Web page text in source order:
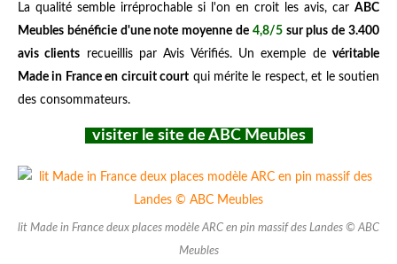
La qualité semble irréprochable si l'on en croit les avis, car ABC
Meubles bénéficie d'une note moyenne de 4,8/5sur plus de 3.400
avis clients recueillis par Avis Vérifiés. Un exemple devéritable
Made in France en circuit court qui mérite le respect, et le soutien
des consommateurs.
visiter le site de ABC Meubles
lit Made in France deux places modèle ARC en pin massif des Landes © ABC
Meubles